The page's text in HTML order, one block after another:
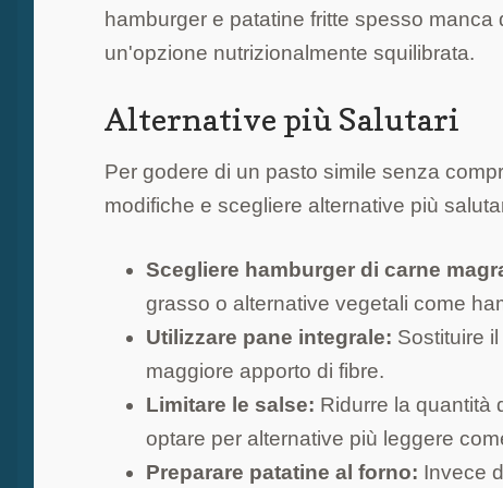
hamburger e patatine fritte spesso
un'opzione nutrizionalmente squilibrata.
Alternative più Salutari
Per godere di un pasto simile senza
modifiche e scegliere alternative più
Scegliere hamburger di carne
grasso o alternative vegetali come
Utilizzare pane integrale: Sostituire
maggiore apporto di fibre.
Limitare le salse: Ridurre la quantità
optare per alternative più leggere
Preparare patatine al forno: Invece